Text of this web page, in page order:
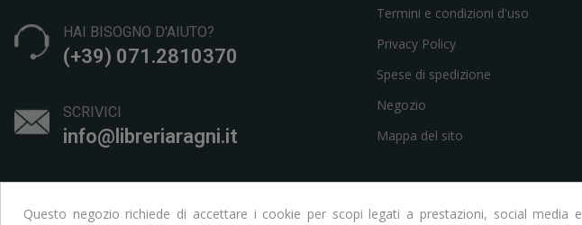
HAI BISOGNO D'AIUTO?
(+39) 071.2810370
SCRIVICI
info@libreriaragni.it
Termini e condizioni d'uso
Privacy Policy
Spese di spedizione
Negozio
Mappa del sito
Questo negozio richiede di accettare i cookie per scopi legati a prestazioni, social media e